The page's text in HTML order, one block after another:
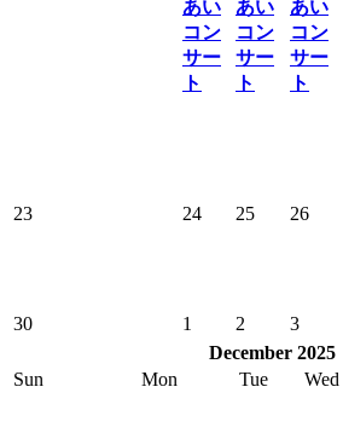
あい
コン
サー
ト
あい
コン
サー
ト
あい
コン
サー
ト
23 24 25 26
30 1 2 3
December 2025
Sun
Mon Tue Wed